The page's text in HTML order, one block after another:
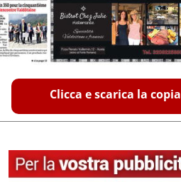
Clicca e scarica la copia